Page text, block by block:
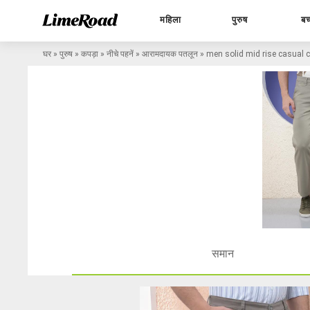
महिला पुरुष
घर » पुरुष » कपड़ा » नीचे पहनें » आरामदायक पतलून » men solid mid rise casual
समान